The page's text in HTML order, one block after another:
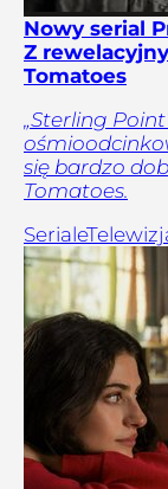
Nowy serial
Z
Tomatoes
„Sterling
się bardzo
Tomatoes.
Seriale